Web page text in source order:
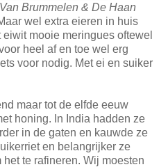
Brummelen & De Haan
wel extra eieren in huis
mooie meringues oftewel
heel af en toe wel erg
voor nodig. Met ei en suiker
maar tot de elfde eeuw
honing. In India hadden ze
in de gaten en kauwde ze
en belangrijker ze
te rafineren. Wij moesten